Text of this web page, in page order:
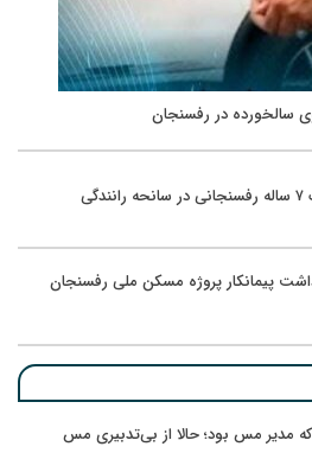
سالخورده در رفسنجان
پیمانکار پروژه مسکن ملی رفسنجان
که مدیر مس بود؛ حالا از بی‌تدبیری مس